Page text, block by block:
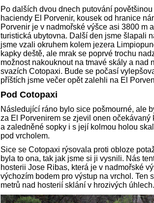
Po dalších dvou dnech putování
haciendy El Porvenir, kousek od hranice
Porvenir je v nadmořské výšce asi 3800 m
turistická ubytovna. Další den jsme šlapali
jsme vzali okruhem kolem jezera
kapky deště, ale mrak se poprvé trochu
možnost nakouknout na tmavé skály a nad
svazích Cotopaxi. Bude se počasí
příštích jsme večer opět zalehli na El
Pod Cotopaxi
Následující ráno bylo sice pošmourné, ale
za El Porvenirem se zjevil onen očekávaný
a zaledněné sopky i s její kolmou holou
pod vrcholem.
Sice se Cotopaxi rýsovala proti obloze
byla to ona, tak jak jsme si ji vysnili. Nás
hosterii Jose Ribas, která je v nadmořské
výchozím bodem pro výstup na vrchol. Ten
metrů nad hosterií sklání v hrozivých úhlech.